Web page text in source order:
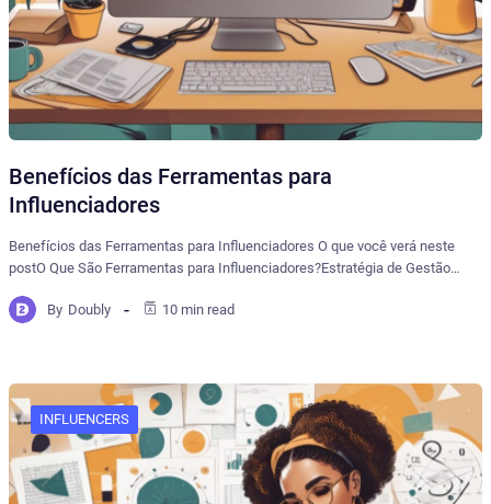
Benefícios das Ferramentas para
Influenciadores
Benefícios das Ferramentas para Influenciadores O que você verá neste
postO Que São Ferramentas para Influenciadores?Estratégia de Gestão…
By Doubly 10 min read
INFLUENCERS